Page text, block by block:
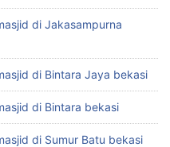
di Jakasampurna
di Bintara Jaya bekasi
di Bintara bekasi
di Sumur Batu bekasi